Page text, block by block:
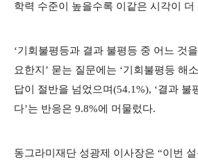
학력 수준이 높을수록 이같은 시각이 더
‘기회불평등과 결과 불평등 중 어느 것
요한지’ 묻는 질문에는 ‘기회불평등 해
답이 절반을 넘었으며(54.1%), ‘결과 불
다’는 반응은 9.8%에 머물렀다.
동그라미재단 성광제 이사장은 “이번